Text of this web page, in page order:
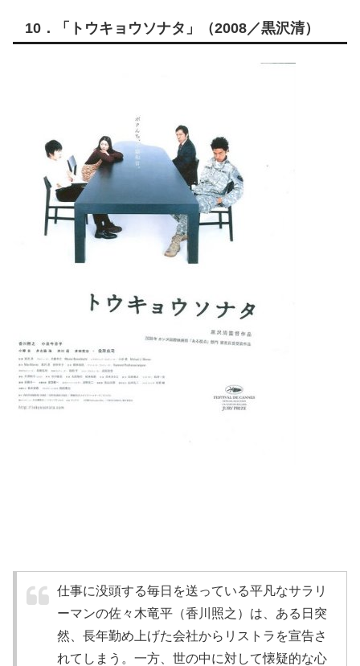
10．「トウキョウソナタ」（2008／黒沢清）
仕事に没頭する毎日を送っている平凡なサラリ
ーマンの佐々木竜平（香川照之）は、ある日突
然、長年勤め上げた会社からリストラを宣告さ
れてしまう。一方、世の中に対して懐疑的な心